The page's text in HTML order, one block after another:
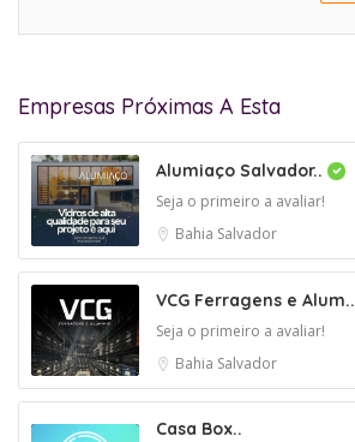
Empresas Próximas A Esta
Alumiaço Salvador..
Seja o primeiro a avaliar!
Bahia Salvador
VCG Ferragens e Alum..
Seja o primeiro a avaliar!
Bahia Salvador
Casa Box..